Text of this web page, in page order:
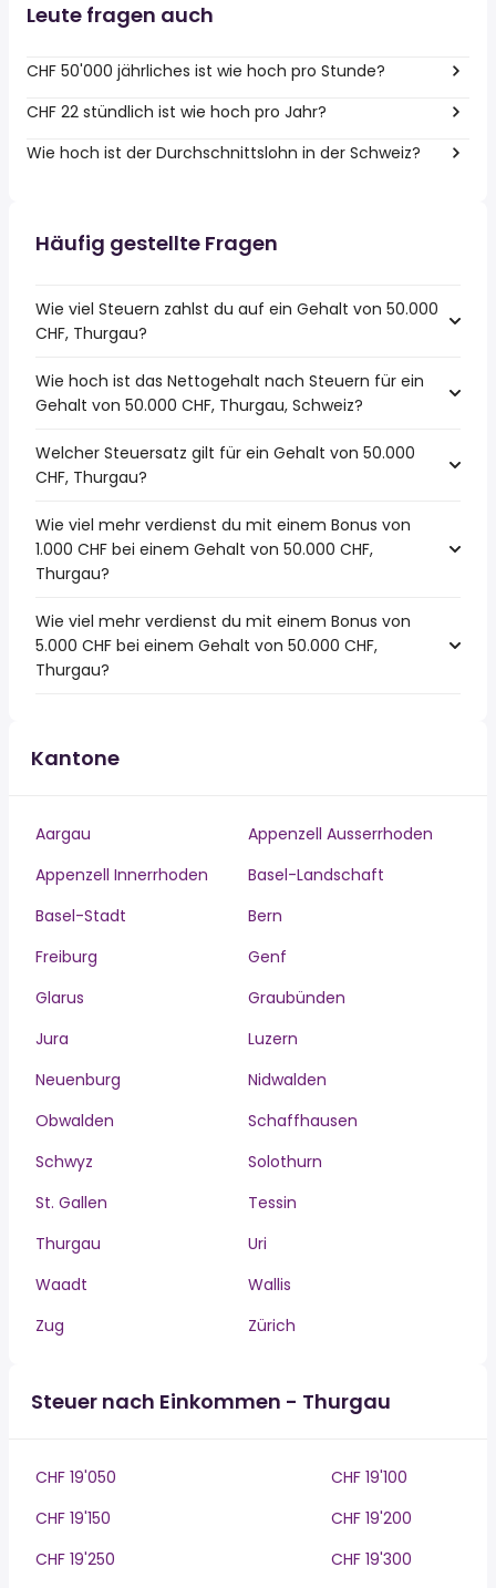
Leute fragen auch
CHF 50'000 jährliches ist wie hoch pro Stunde?
CHF 22 stündlich ist wie hoch pro Jahr?
Wie hoch ist der Durchschnittslohn in der Schweiz?
Häufig gestellte Fragen
Wie viel Steuern zahlst du auf ein Gehalt von 50.000
CHF, Thurgau?
Wie hoch ist das Nettogehalt nach Steuern für ein
Gehalt von 50.000 CHF, Thurgau, Schweiz?
Welcher Steuersatz gilt für ein Gehalt von 50.000
CHF, Thurgau?
Wie viel mehr verdienst du mit einem Bonus von
1.000 CHF bei einem Gehalt von 50.000 CHF,
Thurgau?
Wie viel mehr verdienst du mit einem Bonus von
5.000 CHF bei einem Gehalt von 50.000 CHF,
Thurgau?
Kantone
Aargau
Appenzell Ausserrhoden
Appenzell Innerrhoden
Basel-Landschaft
Basel-Stadt
Bern
Freiburg
Genf
Glarus
Graubünden
Jura
Luzern
Neuenburg
Nidwalden
Obwalden
Schaffhausen
Schwyz
Solothurn
St. Gallen
Tessin
Thurgau
Uri
Waadt
Wallis
Zug
Zürich
Steuer nach Einkommen - Thurgau
CHF 19'050
CHF 19'100
CHF 19'150
CHF 19'200
CHF 19'250
CHF 19'300